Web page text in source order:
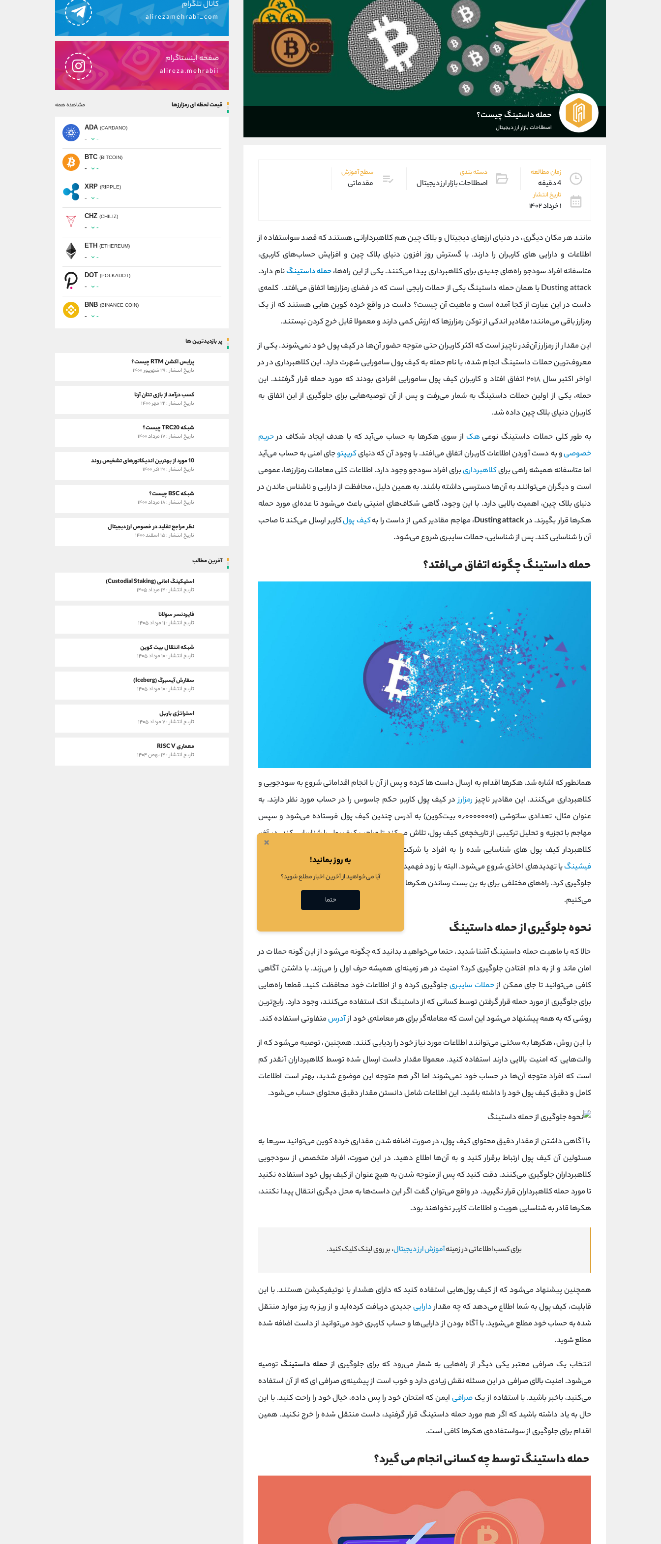
حمله‌ داستینگ چیست؟
اصطلاحات بازار ارز دیجیتال
زمان مطالعه
4 دقیقه
دسته بندی
اصطلاحات بازار ارز دیجیتال
سطح آموزش
مقدماتی
تاریخ انتشار
۱ خرداد ۱۴۰۲
مانند هر مکان دیگری، در دنیای ارزهای دیجیتال و بلاک چین هم کلاهبردارانی هستند که قصد سواستفاده از
اطلاعات و دارایی‌ های کاربران را دارند. با گسترش روز افزون دنیای بلاک چین و افزایش حساب‌های کاربری،
متاسفانه افراد سود‌جو راه‌های جدیدی برای کلاهبرداری پیدا می‌کنند. یکی از این راه‌ها،حمله‌ داستینگنام دارد.
Dusting attack یا همان حمله‌ داستینگ یکی از حملات رایجی است که در فضای رمزارزها اتفاق می‌افتد. کلمه‌ی
داست در این عبارت از کجا آمده است و ماهیت آن چیست؟ داست در واقع خرده کوین‌ هایی هستند که از یک
رمزارز باقی می‌مانند؛ مقادیر اندکی از توکن رمزارزها که ارزش کمی دارند و معمولا قابل خرج کردن نیستند.
این مقدار از رمزارز آن‌قدر ناچیز است که اکثر کاربران حتی متوجه حضور آن‌ها در کیف پول خود نمی‌شوند. یکی از
معروف‌ترین حملات داستینگ انجام شده، با نام حمله به کیف پول سامورایی شهرت دارد. این کلاهبرداری در در
اواخر اکتبر سال ۲۰۱۸ اتفاق افتاد و کاربران کیف پول سامورایی افرادی بودند که مورد حمله قرار گرفتند. این
حمله، یکی از اولین حملات داستینگ به شمار می‌رفت و پس از آن توصیه‌هایی برای جلوگیری از این اتفاق به
کاربران دنیای بلاک چین داده شد.
به طور کلی حملات داستینگ نوعیهک از سوی هکرها به حساب می‌آید که با هدف ایجاد شکاف درحریم
خصوصیو به دست آوردن اطلاعات کاربران اتفاق می‌افتد. با وجود آن که دنیایکریپتوجای امنی به حساب می‌آید
اما متاسفانه همیشه راهی برایکلاهبرداریبرای افراد سودجو وجود دارد. اطلاعات کلی معاملات رمزارزها، عمومی
است و دیگران می‌توانند به آن‌ها دسترسی داشته باشند. به همین دلیل، محافظت از دارایی و ناشناس ماندن در
دنیای بلاک چین، اهمیت بالایی دارد. با این وجود، گاهی شکاف‌های امنیتی باعث می‌شود تا عده‌ای مورد حمله‌
هکرها قرار بگیرند. درDusting attack، مهاجم مقادیر کمی از داست را بهکیف پولکاربر ارسال می‌کند تا صاحب
آن را شناسایی کند. پس از شناسایی، حملات سایبری شروع می‌شود.
حمله‌ داستینگ چگونه اتفاق می‌افتد؟
همانطور که اشاره شد، هکرها اقدام به ارسال داست‌ ها کرده و پس از آن با انجام اقداماتی شروع به سودجویی و
کلاهبرداری می‌کنند. این مقادیر ناچیز رمزارزدر کیف پول کاربر، حکم جاسوس را در حساب مورد نظر دارند. به
عنوان مثال، تعدادی ساتوشی (۰٫۰۰۰۰۰۰۰۱ بیت‌کوین) به آدرس‌ چندین کیف پول فرستاده می‌شود و سپس
مهاجم با تجزیه و تحلیل ترکیبی از تاریخچه‌ی کیف پول، تلاش می‌کند تا صاحب کیف پول را شناسایی کند. در آخر،
کلاهبردار کیف پول‌ های شناسایی شده را به افراد یا شرکت‌های دیگر متصل می‌کند و در مرحله‌ی بعدی،
فیشینگیا تهدیدهای اخاذی شروع می‌شود. البته با زود فهمیدن این اتفاق، می‌توان از کلاهبرداری افراد سودجو
جلوگیری کرد. راه‌های مختلفی برای به بن‌ بست رساندن هکرها وجود دارد که در ادامه شما را از این روش‌ها آگاه
می‌کنیم.
نحوه جلوگیری از حمله‌ داستینگ
حالا که با ماهیت حمله‌ داستینگ آشنا شدید، حتما می‌خواهید بدانید که چگونه می‌شود از این گونه حملات در
امان ماند و از به دام افتادن جلوگیری کرد؟ امنیت در هر زمینه‌ای همیشه حرف اول را می‌زند. با داشتن آگاهی
کافی می‌توانید تا جای ممکن ازحملات سایبریجلوگیری کرده و از اطلاعات خود محافظت کنید. قطعا راه‌هایی
برای جلوگیری از مورد حمله قرار گرفتن توسط کسانی که از داستینگ اتک استفاده می‌کنند، وجود دارد. رایج‌ترین
روشی که به همه پیشنهاد می‌‌شود این است که معامله‌گر برای هر معامله‌ی خود ازآدرسمتفاوتی استفاده کند.
با این روش، هکرها به سختی می‌توانند اطلاعات مورد نیاز خود را ردیابی کنند. همچنین، توصیه می‌شود که از
والت‌هایی که امنیت بالایی دارند استفاده کنید. معمولا مقدار داست ارسال شده توسط کلاهبرداران آنقدر کم
است که افراد متوجه آن‌ها در حساب خود نمی‌شوند اما اگر هم متوجه این موضوع شدید، بهتر است اطلاعات
کامل و دقیق کیف پول خود را داشته باشید. این اطلاعات شامل دانستن مقدار دقیق محتوای حساب می‌شود.
با آگاهی داشتن از مقدار دقیق محتوای کیف‌ پول، در صورت اضافه شدن مقداری خرده کوین می‌توانید سریعا به
مسئولین آن کیف پول ارتباط برقرار کنید و به آن‌ها اطلاع دهید. در این صورت، افراد متخصص از سودجویی
کلاهبرداران جلوگیری می‌کنند. دقت کنید که پس از متوجه شدن به هیچ عنوان از کیف پول خود استفاده نکنید
تا مورد حمله‌ کلاهبرداران قرار نگیرید. در واقع می‌توان گفت اگر این داست‌ها به محل دیگری انتقال پیدا نکنند،
هکرها قادر به شناسایی هویت و اطلاعات کاربر نخواهند بود.
برای کسب اطلاعاتی در زمینهآموزش ارز دیجیتال، بر روی لینک کلیک کنید.
همچنین پیشنهاد می‌شود که از کیف‌ پول‌هایی استفاده کنید که دارای هشدار یا نوتیفیکیشن هستند. با این
قابلیت، کیف پول به شما اطلاع می‌دهد که چه مقدارداراییجدیدی دریافت کرده‌اید و از ریز به ریز موارد منتقل
شده به حساب خود مطلع می‌شوید. با آگاه بودن از دارایی‌ها و حساب کاربری خود می‌توانید از داست اضافه شده
مطلع شوید.
انتخاب یک صرافی معتبر یکی دیگر از راه‌هایی به شمار می‌رود که برای جلوگیری ازحمله‌ داستینگتوصیه
می‌شود. امنیت بالای صرافی در این مسئله نقش زیادی دارد و خوب است از پیشینه‌‌ی صرافی‌ ای که از آن استفاده
می‌کنید، باخبر باشید. با استفاده از یک صرافیایمن که امتحان خود را پس داده، خیال خود را راحت کنید. با این
حال به یاد داشته باشید که اگر هم مورد حمله‌ داستینگ قرار گرفتید، داست منتقل شده را خرج نکنید. همین
اقدام برای جلوگیری از سواستفاده‌ی هکرها کافی است.
حمله‌ داستینگ توسط چه کسانی انجام می‌ گیرد؟
کانال تلگرام
alirezamehrabi_com
صفحه اینستاگرام
alireza.mehrabii
قیمت لحظه ای رمزارزها مشاهده همه
ADA (CARDANO)
- -
BTC (BITCOIN)
- -
XRP (RIPPLE)
- -
CHZ (CHILIZ)
- -
ETH (ETHEREUM)
- -
DOT (POLKADOT)
- -
BNB (BINANCE COIN)
- -
پر بازدیدترین ها
پرایس اکشن RTM چیست؟
تاریخ انتشار : ۲۹ شهریور ۱۴۰۰
کسب درآمد از بازی تتان آرنا
تاریخ انتشار : ۲۲ مهر ۱۴۰۰
شبکه TRC20 چیست؟
تاریخ انتشار : ۱۷ مرداد ۱۴۰۰
10 مورد از بهترین اندیکاتورهای تشخیص روند
تاریخ انتشار : ۲۰ آذر ۱۴۰۰
شبکه BSC چیست؟
تاریخ انتشار : ۱۸ مرداد ۱۴۰۰
نظر مراجع تقلید در خصوص ارز دیجیتال
تاریخ انتشار : ۱۵ اسفند ۱۴۰۰
آخرین مطالب
استیکینگ امانی (Custodial Staking)
تاریخ انتشار : ۱۴ مرداد ۱۴۰۵
فایردنسر سولانا
تاریخ انتشار : ۱۱ مرداد ۱۴۰۵
شبکه انتقال بیت کوین
تاریخ انتشار : ۱۰ مرداد ۱۴۰۵
سفارش آیسبرگ (Iceberg)
تاریخ انتشار : ۱۰ مرداد ۱۴۰۵
استراتژی باربل
تاریخ انتشار : ۷ مرداد ۱۴۰۵
معماری RISC V
تاریخ انتشار : ۱۴ بهمن ۱۴۰۴
×
به روز بمانید!
آیا می‌خواهید از آخرین اخبار مطلع شوید؟
حتما